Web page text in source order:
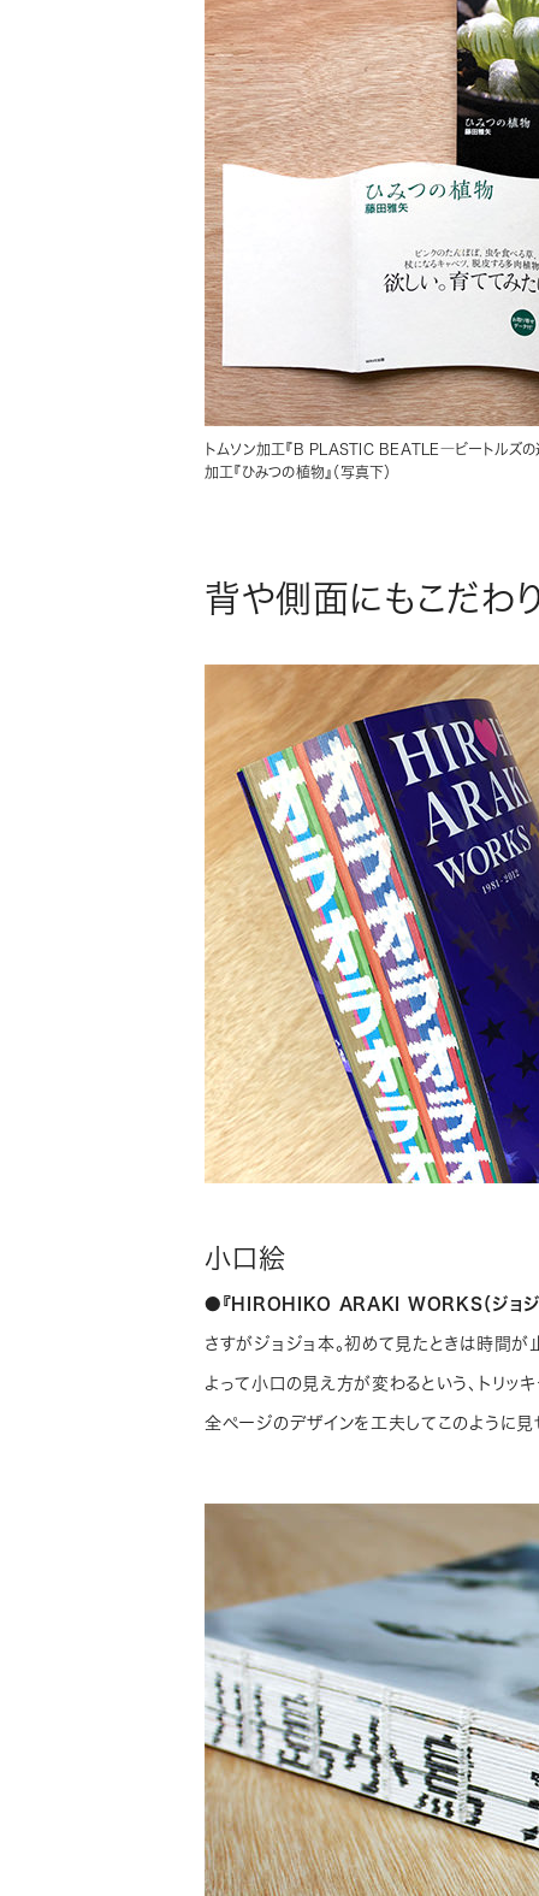
トムソン加工『B PLASTIC BEATLE―ビートルズの遊
加工『ひみつの植物』（写真下）
背や側面にもこだわ
小口絵
●『HIROHIKO ARAKI WORKS（ジョジ
さすがジョジョ本。初めて見たときは時間が
よって小口の見え方が変わるという、トリッ
全ページのデザインを工夫してこのように